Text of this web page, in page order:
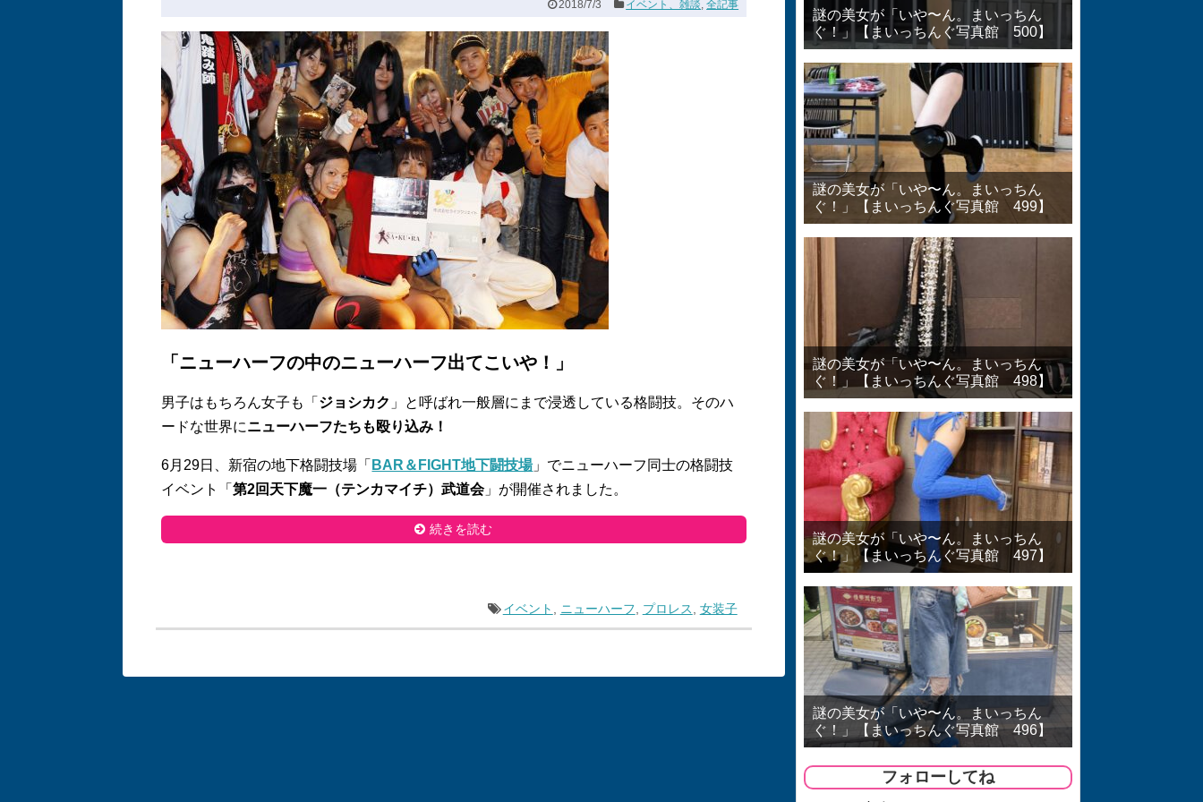
2018/7/3 イベント、雑談,全記事
「ニューハーフの中のニューハーフ出てこいや！」
男子はもちろん女子も「 ジョシカク 」と呼ばれ一般層にまで浸透している格闘技。そのハ
ードな世界にニューハーフたちも殴り込み！
6月29日、新宿の地下格闘技場「 BAR＆FIGHT地下闘技場」でニューハーフ同士の格闘技
イベント「第2回天下魔一（テンカマイチ）武道会」が開催されました。
続きを読む
イベント ニューハーフ プロレス 女装子
謎の美女が「いや〜ん。まいっちん
ぐ！」【まいっちんぐ写真館 500】
謎の美女が「いや〜ん。まいっちん
ぐ！」【まいっちんぐ写真館 499】
謎の美女が「いや〜ん。まいっちん
ぐ！」【まいっちんぐ写真館 498】
謎の美女が「いや〜ん。まいっちん
ぐ！」【まいっちんぐ写真館 497】
謎の美女が「いや〜ん。まいっちん
ぐ！」【まいっちんぐ写真館 496】
フォローしてね